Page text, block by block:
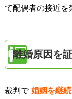
て配偶者の接近を
離婚原因を
裁判で 婚姻を継